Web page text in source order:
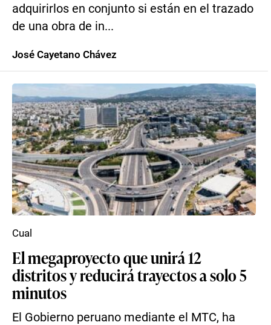
adquirirlos en conjunto si están en el trazado
de una obra de in...
José Cayetano Chávez
El megaproyecto que unirá 12
distritos y reducirá trayectos a solo 5
minutos
El Gobierno peruano mediante el MTC, ha
Cual